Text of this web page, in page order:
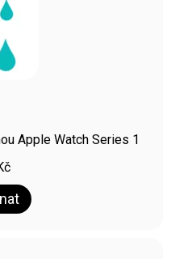
Apple Watch Series 1